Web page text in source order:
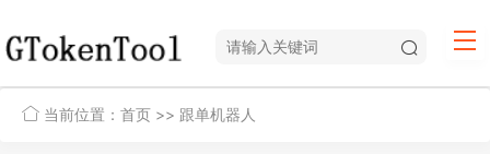
当前位置： 首页 >> 跟单机器人